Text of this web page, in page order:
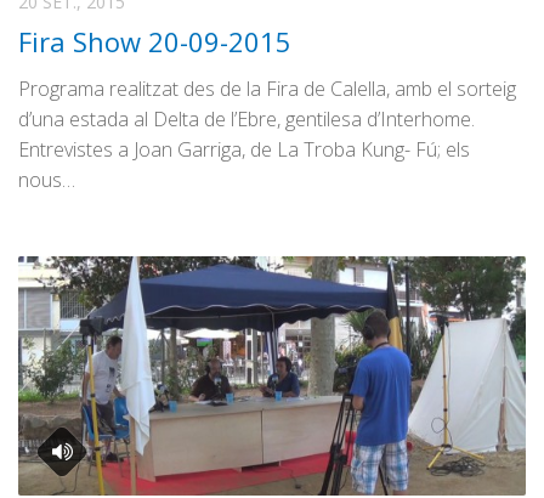
Fira Show 20-09-2015
Programa realitzat des de la Fira de Calella, amb el sorteig
d’una estada al Delta de l’Ebre, gentilesa d’Interhome.
Entrevistes a Joan Garriga, de La Troba Kung- Fú; els
nous…